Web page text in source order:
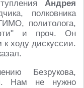
Андрея
полковника
политолога,
и проч. Он
к ходу дискуссии.
Безрукова,
Нам не нужно